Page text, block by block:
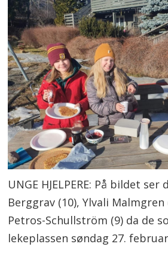
UNGE HJELPERE: På bildet ser
Berggrav (10), Ylvali Malmgren
Petros-Schullström (9) da de
lekeplassen søndag 27.